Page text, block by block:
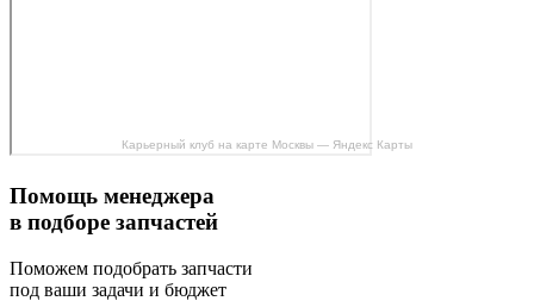
Карьерный клуб на карте Москвы — Яндекс Карты
Помощь менеджера
в подборе запчастей
Поможем подобрать запчасти
под ваши задачи и бюджет